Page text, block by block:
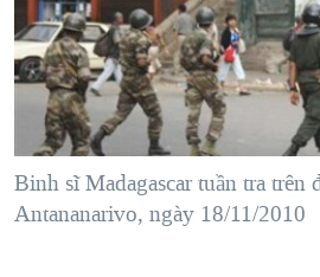
"Tìm"NGƯỜI VIỆT HẢI NGOẠI
ĐỜI SỐNG
KINH TẾ
KHOA HỌC
SỨC KHOẺ
TẠI
HÀNH TRÌNH BẦU CỬ 2024
MỘT NĂM CHIẾN TRANH TẠI DẢI
GIẢI MÃ VÀNH ĐAI & CON ĐƯỜNG
NGÀY TỊ NẠN THẾ GIỚI
TRỊNH VĨNH BÌNH - NGƯỜI HẠ
VIDEO
NGHE
MẠNG XÃ HỘI
Binh sĩ Madagascar tuần tra
Antananarivo, ngày 18/11/2010